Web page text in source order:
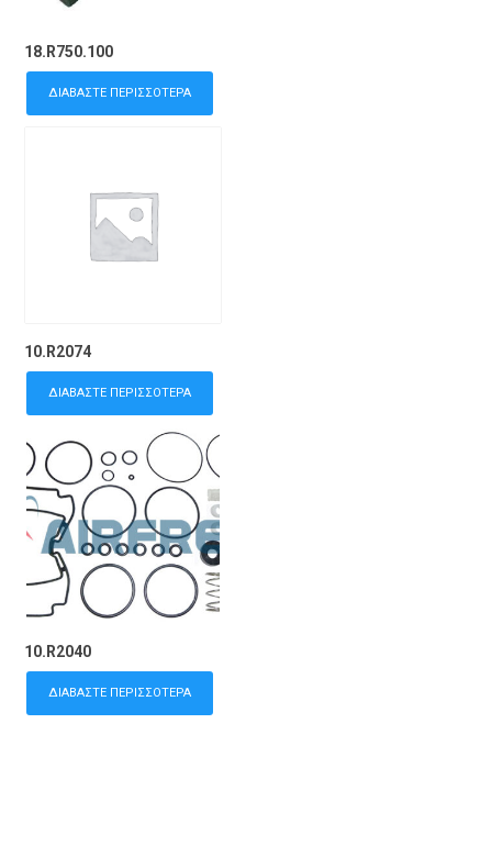
18.R750.100
ΔΙΑΒΆΣΤΕ ΠΕΡΙΣΣΌΤΕΡΑ
10.R2074
ΔΙΑΒΆΣΤΕ ΠΕΡΙΣΣΌΤΕΡΑ
10.R2040
ΔΙΑΒΆΣΤΕ ΠΕΡΙΣΣΌΤΕΡΑ